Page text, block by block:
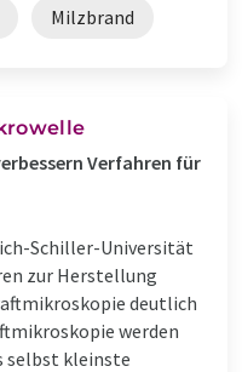
Milzbrand
Verfahren für
Schiller-Universität
zur Herstellung
deutlich
werden
selbst kleinste